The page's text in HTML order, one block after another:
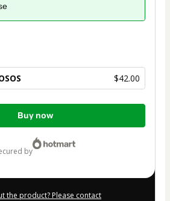
$42.00
Buy now
by
the product? Please contact